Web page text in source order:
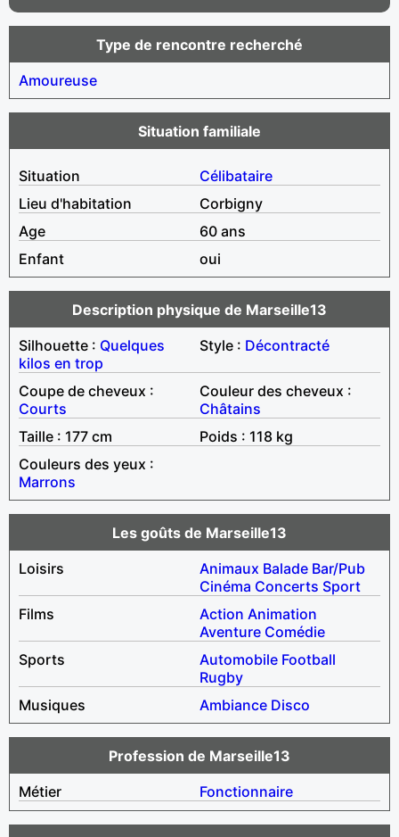
Type de rencontre recherché
Amoureuse
Situation familiale
Situation
Célibataire
Lieu d'habitation
Corbigny
Age
60 ans
Enfant
oui
Description physique de Marseille13
Silhouette : Quelques
kilos en trop
Style : Décontracté
Coupe de cheveux :
Courts
Couleur des cheveux :
Châtains
Taille : 177 cm
Poids : 118 kg
Couleurs des yeux :
Marrons
Les goûts de Marseille13
Loisirs
Animaux Balade Bar/Pub
Cinéma Concerts Sport
Films
Action Animation
Aventure Comédie
Sports
Automobile Football
Rugby
Musiques
Ambiance Disco
Profession de Marseille13
Métier
Fonctionnaire